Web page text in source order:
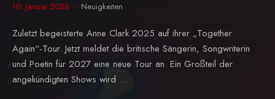
10. Januar 2026 Neuigkeiten
Zuletzt begeisterte Anne Clark 2025 auf ihrer „Together
Again“-Tour. Jetzt meldet die britische Sängerin, Songwriterin
und Poetin für 2027 eine neue Tour an. Ein Großteil der
angekündigten Shows wird ...